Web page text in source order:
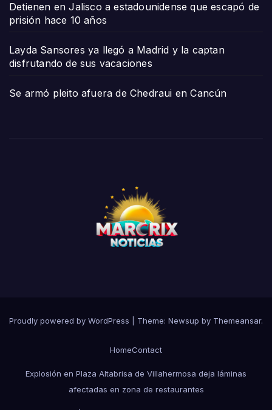
Detienen en Jalisco a estadounidense que escapó de
prisión hace 10 años
Layda Sansores ya llegó a Madrid y la captan
disfrutando de sus vacaciones
Se armó pleito afuera de Chedraui en Cancún
Proudly powered by WordPress Theme: Newsup by Themeansar.
HomeContact
Explosión en Plaza Altabrisa de Villahermosa deja láminas
afectadas en zona de restaurantes